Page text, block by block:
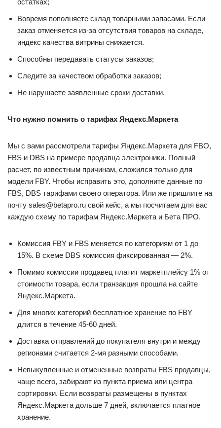
остатках;
Вовремя пополняете склад товарными запасами. Если
заказ отменяется из-за отсутствия товаров на складе,
индекс качества витрины снижается.
Способны передавать статусы заказов;
Следите за качеством обработки заказов;
Не нарушаете заявленные сроки доставки.
Что нужно помнить о тарифах Яндекс.Маркета
Мы с вами рассмотрели тарифы Яндекс.Маркета для FBO,
FBS и DBS на примере продавца электроники. Полный
расчет, по известным причинам, сложился только для
модели FBY. Чтобы исправить это, дополните данные по
FBS, DBS тарифами своего оператора. Или же пришлите на
почту sales@betapro.ru свой кейс, а мы посчитаем для вас
каждую схему по тарифам Яндекс.Маркета и Бета ПРО.
Комиссия FBY и FBS меняется по категориям от 1 до
15%. В схеме DBS комиссия фиксированная — 2%.
Помимо комиссии продавец платит маркетплейсу 1% от
стоимости товара, если транзакция прошла на сайте
Яндекс.Маркета.
Для многих категорий бесплатное хранение по FBY
длится в течение 45-60 дней.
Доставка отправлений до покупателя внутри и между
регионами считается 2-мя разными способами.
Невыкупленные и отмененные возвраты FBS продавцы,
чаще всего, забирают из пункта приема или центра
сортировки. Если возвраты размещены в пунктах
Яндекс.Маркета дольше 7 дней, включается платное
хранение.